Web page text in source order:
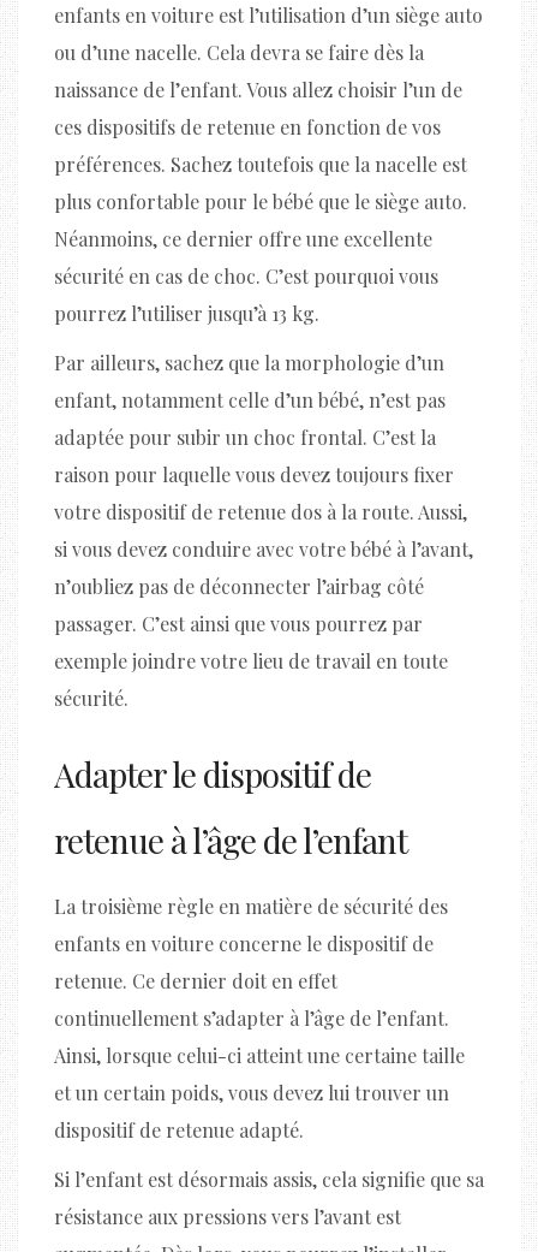
enfants en voiture est l’utilisation d’un siège auto
ou d’une nacelle. Cela devra se faire dès la
naissance de l’enfant. Vous allez choisir l’un de
ces dispositifs de retenue en fonction de vos
préférences. Sachez toutefois que la nacelle est
plus confortable pour le bébé que le siège auto.
Néanmoins, ce dernier offre une excellente
sécurité en cas de choc. C’est pourquoi vous
pourrez l’utiliser jusqu’à 13 kg.
Par ailleurs, sachez que la morphologie d’un
enfant, notamment celle d’un bébé, n’est pas
adaptée pour subir un choc frontal. C’est la
raison pour laquelle vous devez toujours fixer
votre dispositif de retenue dos à la route. Aussi,
si vous devez conduire avec votre bébé à l’avant,
n’oubliez pas de déconnecter l’airbag côté
passager. C’est ainsi que vous pourrez par
exemple joindre votre lieu de travail en toute
sécurité.
Adapter le dispositif de
retenue à l’âge de l’enfant
La troisième règle en matière de sécurité des
enfants en voiture concerne le dispositif de
retenue. Ce dernier doit en effet
continuellement s’adapter à l’âge de l’enfant.
Ainsi, lorsque celui-ci atteint une certaine taille
et un certain poids, vous devez lui trouver un
dispositif de retenue adapté.
Si l’enfant est désormais assis, cela signifie que sa
résistance aux pressions vers l’avant est